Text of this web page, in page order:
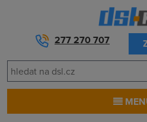
277 270 707